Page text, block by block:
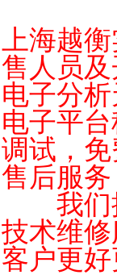
上海越
售人员
电子分
电子平
调试，
售后服
我们拥
技术维
客户更